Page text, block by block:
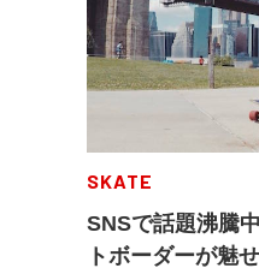
SKATE
SNSで話題沸騰
トボーダーが魅